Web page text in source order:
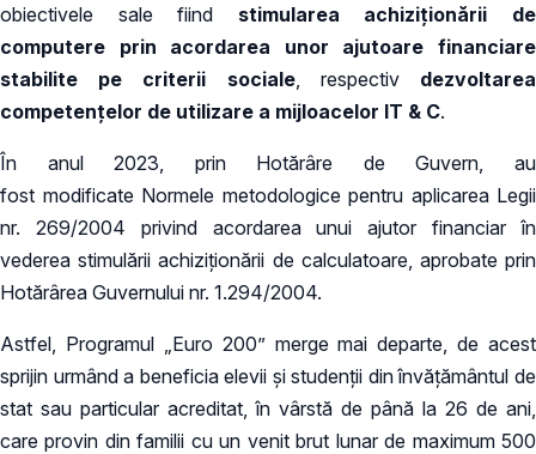
obiectivele sale fiind stimularea achiziţionării de
computere prin acordarea unor ajutoare financiare
stabilite pe criterii sociale, respectiv dezvoltarea
competenţelor de utilizare a mijloacelor IT & C.
În anul 2023, prin Hotărâre de Guvern, au
fost modificate Normele metodologice pentru aplicarea Legii
nr. 269/2004 privind acordarea unui ajutor financiar în
vederea stimulării achiziționării de calculatoare, aprobate prin
Hotărârea Guvernului nr. 1.294/2004.
Astfel, Programul „Euro 200” merge mai departe, de acest
sprijin urmând a beneficia elevii și studenții din învățământul de
stat sau particular acreditat, în vârstă de până la 26 de ani,
care provin din familii cu un venit brut lunar de maximum 500